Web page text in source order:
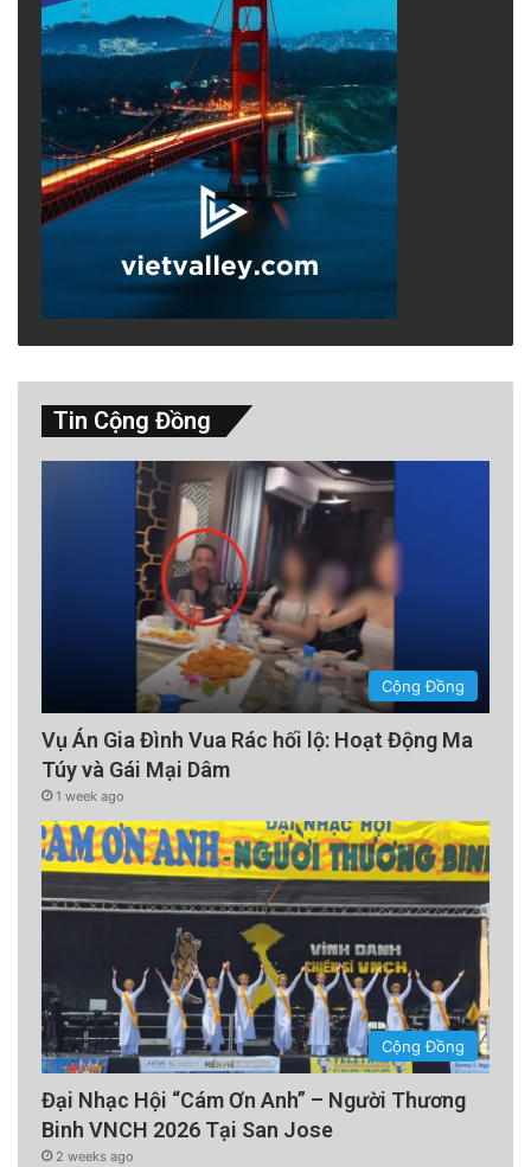
Tin Cộng Đồng
Cộng Đồng
Vụ Án Gia Đình Vua Rác hối lộ: Hoạt Động Ma
Túy và Gái Mại Dâm
1 week ago
Cộng Đồng
Đại Nhạc Hội “Cám Ơn Anh” – Người Thương
Binh VNCH 2026 Tại San Jose
2 weeks ago